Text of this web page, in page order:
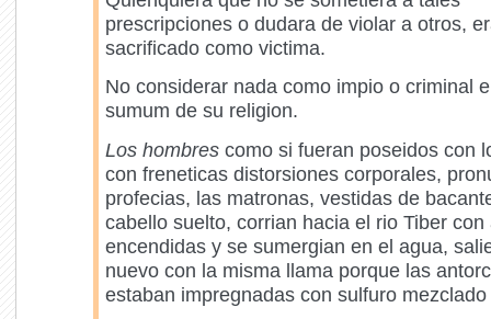
prescripciones o dudara de violar a otros,
sacrificado como victima.
No considerar nada como impio o criminal
sumum de su religion.
Los hombrescomo si fueran poseidos con
con freneticas distorsiones corporales,
profecias, las matronas, vestidas de
cabello suelto, corrian hacia el rio Tiber con
encendidas y se sumergian en el agua,
nuevo con la misma llama porque las
estaban impregnadas con sulfuro